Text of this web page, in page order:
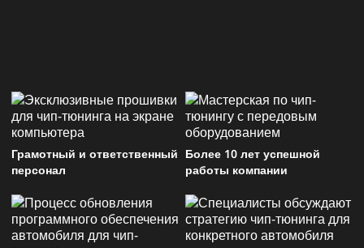
Грамотный и ответственный
персонал
Более 10 лет успешной
работы компании